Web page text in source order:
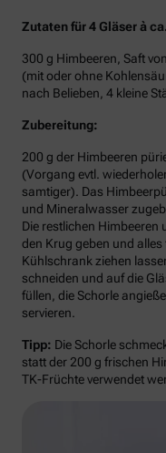
Zutaten für 4 Gläser à
300 g Himbeeren, Saft
(mit oder ohne
nach Belieben, 4 kleine
Zubereitung:
200 g der Himbeeren
(Vorgang evtl.
samtiger). Das
und Mineralwasser
Die restlichen Himbeeren
den Krug geben und
Kühlschrank ziehen
schneiden und auf die
füllen, die Schorle
servieren.
Tipp: Die Schorle
statt der 200 g frischen
TK-Früchte verwendet